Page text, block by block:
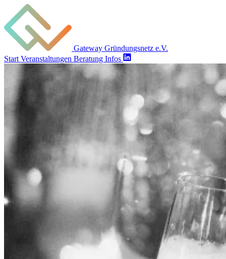
Gateway Gründungsnetz e.V.
Start Veranstaltungen Beratung Infos